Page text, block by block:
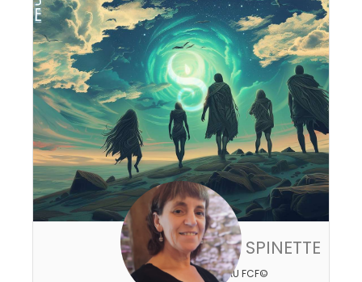
Karine SPINETTE
RÉSEAU FCF©